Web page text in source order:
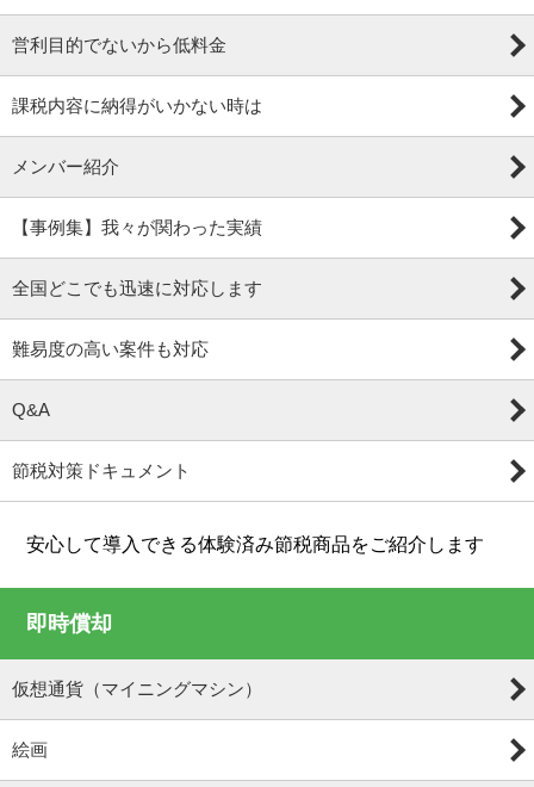
営利目的でないから低料金
課税内容に納得がいかない時は
メンバー紹介
【事例集】我々が関わった実績
全国どこでも迅速に対応します
難易度の高い案件も対応
Q&A
節税対策ドキュメント
安心して導入できる体験済み節税商品をご紹介します
即時償却
仮想通貨（マイニングマシン）
絵画